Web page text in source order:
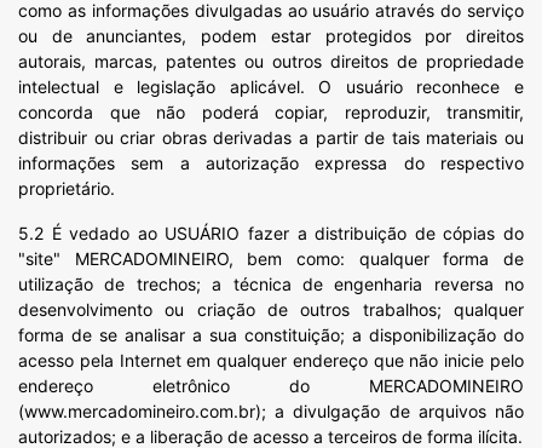
como as informações divulgadas ao usuário através do serviço
ou de anunciantes, podem estar protegidos por direitos
autorais, marcas, patentes ou outros direitos de propriedade
intelectual e legislação aplicável. O usuário reconhece e
concorda que não poderá copiar, reproduzir, transmitir,
distribuir ou criar obras derivadas a partir de tais materiais ou
informações sem a autorização expressa do respectivo
proprietário.
5.2 É vedado ao USUÁRIO fazer a distribuição de cópias do
"site" MERCADOMINEIRO, bem como: qualquer forma de
utilização de trechos; a técnica de engenharia reversa no
desenvolvimento ou criação de outros trabalhos; qualquer
forma de se analisar a sua constituição; a disponibilização do
acesso pela Internet em qualquer endereço que não inicie pelo
endereço eletrônico do MERCADOMINEIRO
(www.mercadomineiro.com.br); a divulgação de arquivos não
autorizados; e a liberação de acesso a terceiros de forma ilícita.